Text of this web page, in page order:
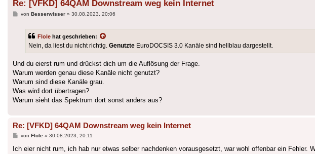
Re: [VFKD] 64QAM Downstream weg kein Internet
Beitrag
von Besserwisser» 30.08.2023, 20:06
Flole hat geschrieben:
Nein, da liest du nicht richtig. Genutzte EuroDOCSIS 3.0 Kanäle sind hellblau dargestellt.
Und du eierst rum und drückst dich um die Auflösung der Frage.
Warum werden genau diese Kanäle nicht genutzt?
Warum sind diese Kanäle grau.
Was wird dort übertragen?
Warum sieht das Spektrum dort sonst anders aus?
Re: [VFKD] 64QAM Downstream weg kein Internet
Beitrag
von Flole» 30.08.2023, 20:11
Ich eier nicht rum, ich hab nur etwas selber nachdenken vorausgesetzt, war wohl offenbar ein